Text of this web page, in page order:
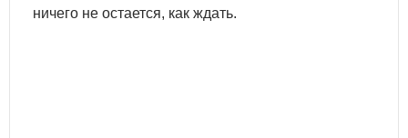
ничего не остается, как ждать.